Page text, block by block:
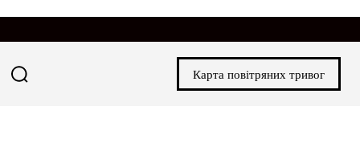
Карта повітряних тривог